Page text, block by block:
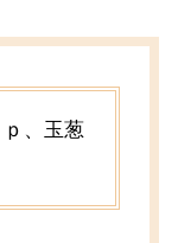
、玉葱